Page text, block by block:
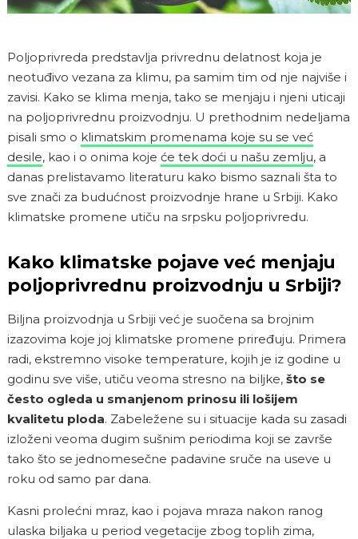
Poljoprivreda predstavlja privrednu delatnost koja je
neotuđivo vezana za klimu, pa samim tim od nje najviše i
zavisi. Kako se klima menja, tako se menjaju i njeni uticaji
na poljoprivrednu proizvodnju. U prethodnim nedeljama
pisali smo o klimatskim promenama koje su se već
desile, kao i o onima koje će tek doći u našu zemlju, a
danas prelistavamo literaturu kako bismo saznali šta to
sve znači za budućnost proizvodnje hrane u Srbiji. Kako
klimatske promene utiču na srpsku poljoprivredu.
Kako klimatske pojave već menjaju
poljoprivrednu proizvodnju u Srbiji?
Biljna proizvodnja u Srbiji već je suočena sa brojnim
izazovima koje joj klimatske promene priređuju. Primera
radi, ekstremno visoke temperature, kojih je iz godine u
godinu sve više, utiču veoma stresno na biljke, što se
često ogleda u smanjenom prinosu ili lošijem
kvalitetu ploda. Zabeležene su i situacije kada su zasadi
izloženi veoma dugim sušnim periodima koji se završe
tako što se jednomesečne padavine sruče na useve u
roku od samo par dana.
Kasni prolećni mraz, kao i pojava mraza nakon ranog
ulaska biljaka u period vegetacije zbog toplih zima,